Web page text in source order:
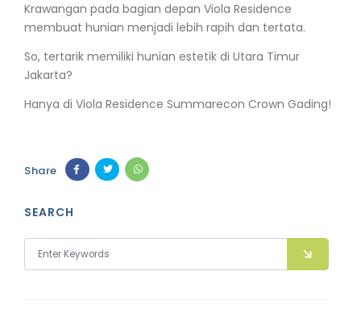
Krawangan pada bagian depan Viola Residence
membuat hunian menjadi lebih rapih dan tertata.
So, tertarik memiliki hunian estetik di Utara Timur
Jakarta?
Hanya di Viola Residence Summarecon Crown Gading!
Share
SEARCH